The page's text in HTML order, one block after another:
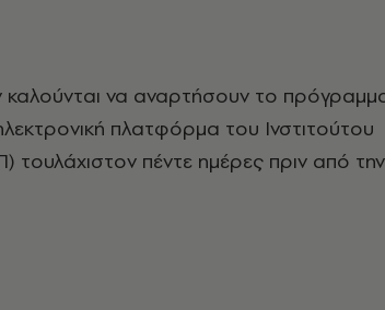
καλούνται να αναρτήσουν το
πλατφόρμα του Ινστιτούτου
τουλάχιστον πέντε ημέρες πριν από την